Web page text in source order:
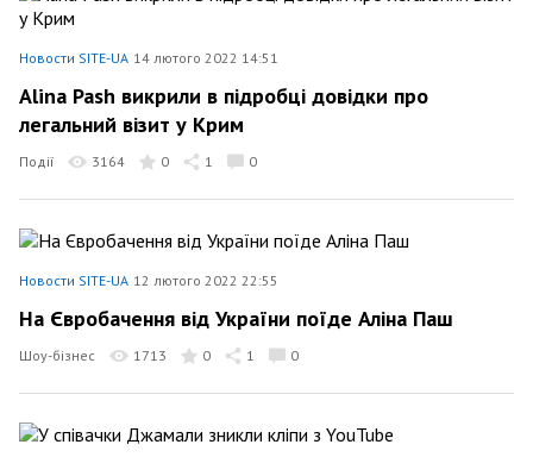
Новости SITE-UA 14 лютого 2022 14:51
Alina Pash викрили в підробці довідки про
легальний візит у Крим
Події 3164 0 1 0
Новости SITE-UA 12 лютого 2022 22:55
На Євробачення від України поїде Аліна Паш
Шоу-бізнес 1713 0 1 0